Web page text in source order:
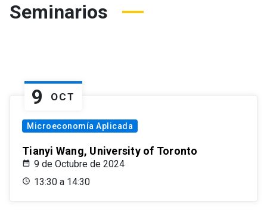
Seminarios
9 OCT
Microeconomía Aplicada
Tianyi Wang, University of Toronto
9 de Octubre de 2024
13:30 a 14:30